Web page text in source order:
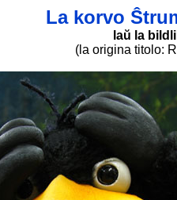
La korvo
laŭ la
(la origina titolo: